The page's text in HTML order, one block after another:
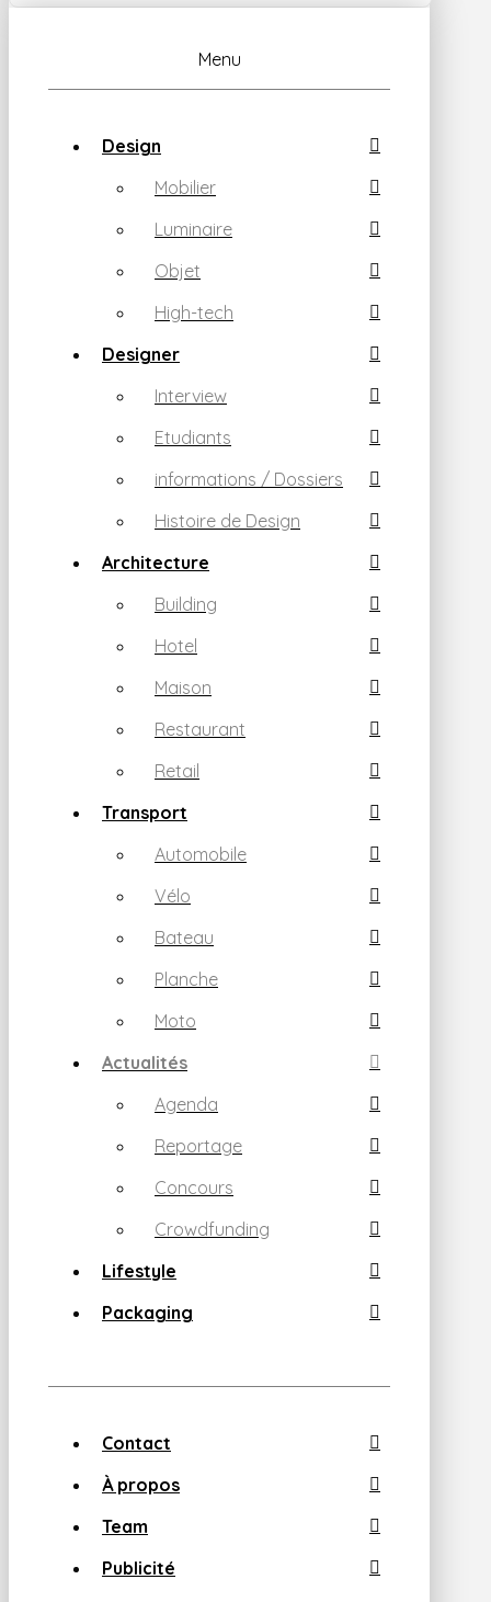
Menu
Design
Mobilier
Luminaire
Objet
High-tech
Designer
Interview
Etudiants
informations / Dossiers
Histoire de Design
Architecture
Building
Hotel
Maison
Restaurant
Retail
Transport
Automobile
Vélo
Bateau
Planche
Moto
Actualités
Agenda
Reportage
Concours
Crowdfunding
Lifestyle
Packaging
Contact
À propos
Team
Publicité